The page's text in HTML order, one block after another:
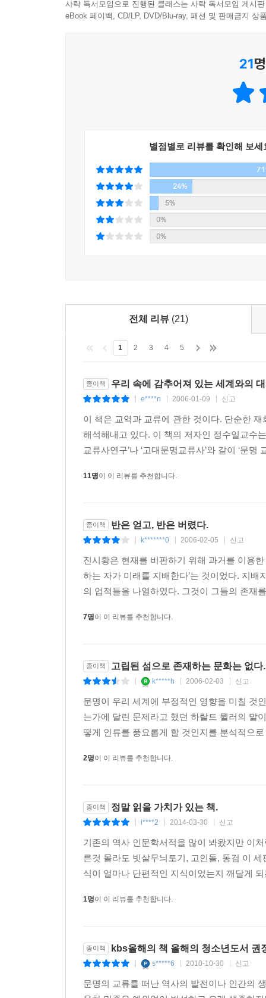
이것은 애초에 저자가 신문 독자들을 염두에 두
고선지, 문익점과 최부, 고려에 귀화한 외국인
바탕으로 조심스럽게 조작설을 제시하는 이야
지점에선 그것들은 더 이상 익숙한 것들이 아니
수가 없다. 우리를 둘러싼 수많은 문물과 문화를
‘세계화 5000년’ 역사를 되살리는 것이 이 책의 의
3. 나홀로 문명은 없다―국사의 틀을 넘어 경계인
‘일요일의 역사가’ 필리프 아리에스가 아카데미
자유롭지 못하다. 변경사 연구를 부르짖고 유
‘우리’였고, 어떻게 계속 ‘우리’일 수 있는지
‘우리다움’의 문제에 정직하게 답하고 있는 『
사락 독서모임으로 진행된 클래스는 사락 독서모임 게시
eBook 페이백, CD/LP, DVD/Blu-ray, 패션 및 판매금지 상
21
별점별로 리뷰를 확인해 보세
24%
5%
0%
0%
전체 리뷰 (21)
1 2 3 4 5
종이책 우리 속에 감추어져 있는 세계와의
e****n 2006-01-09 신고
이 책은 교역과 교류에 관한 것이다. 단순한
해석해내고 있다. 이 책의 저자인 정수일교수
교류사연구’나 ‘고대문명교류사’와 같이 ‘문
11명이 이 리뷰를 추천합니다.
종이책 반은 얻고, 반은 버렸다.
k*******0 2006-02-05 신고
진시황은 현재를 비판하기 위해 과거를 이용
하는 자가 미래를 지배한다’는 것이었다. 지배
의 업적들을 나열하였다. 그것이 그들의 존재
7명이 이 리뷰를 추천합니다.
종이책 고립된 섬으로 존재하는 문화는 없다.
k*****h 2006-02-03 신고
문명이 우리 세계에 부정적인 영향을 미칠 것
는가에 달린 문제라고 했던 하랄트 뮐러의 말
떻게 인류를 풍요롭게 할 것인지를 분석적으
2명이 이 리뷰를 추천합니다.
종이책 정말 읽을 가치가 있는 책.
i****2 2014-03-30 신고
기존의 역사 인문학서적을 많이 봐왔지만 이
른것 몰라도 빗살무늬토기, 고인돌, 동검 이
식이 얼마나 단편적인 지식이었는지 깨달게
1명이 이 리뷰를 추천합니다.
종이책 kbs올해의 책 올해의 청소년도서 권
s*****6 2010-10-30 신고
문명의 교류를 떠난 역사의 발전이나 인간의